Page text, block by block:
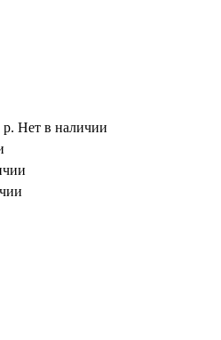
р. Нет в наличии